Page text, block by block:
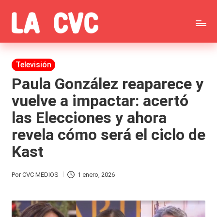
Saltar
al
contenido
C
o
p
u
c
h
a
s
y
ar
Todas
las
noticias
de
la
farándula,
Realitys,
Tierra
Gran
Publicada
en
Televisión
Paula González reaparece y
vuelve a impactar: acertó
las Elecciones y ahora
revela cómo será el ciclo de
Kast
Publicado
PorCVC MEDIOS 1 enero, 2026